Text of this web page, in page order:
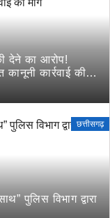
देने का आरोप!
कार्रवाई की
छत्तीसगढ़
पुलिस विभाग द्वारा